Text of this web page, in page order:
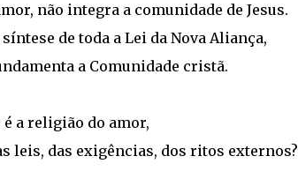
não integra a comunidade de Jesus.
de toda a Lei da Nova Aliança,
a Comunidade cristã.
a religião do amor,
leis, das exigências, dos ritos externos?